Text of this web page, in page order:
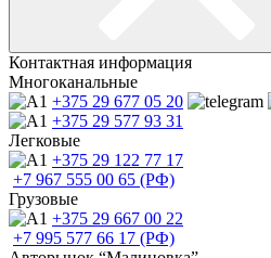
Контактная информация
Многоканальные
+375 29 677 05 20
+375 29 577 93 31
Легковые
+375 29 122 77 17
+7 967 555 00 65 (РФ)
Грузовые
+375 29 667 00 22
+7 995 577 66 17 (РФ)